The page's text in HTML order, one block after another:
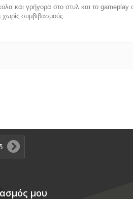
και γρήγορα στο στυλ και το gameplay
συμβιβασμούς.
μου